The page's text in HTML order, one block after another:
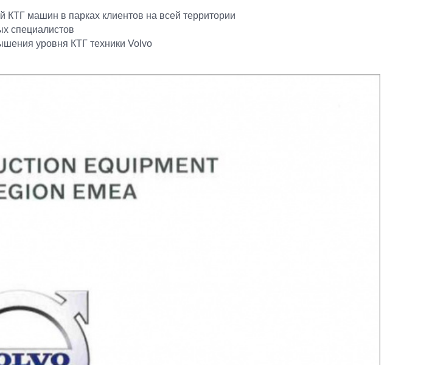
машин в парках клиентов на всей территории
специалистов
уровня КТГ техники Volvo